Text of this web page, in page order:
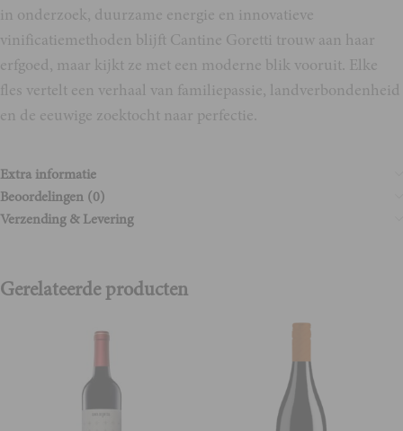
in onderzoek, duurzame energie en innovatieve
vinificatiemethoden blijft Cantine Goretti trouw aan haar
erfgoed, maar kijkt ze met een moderne blik vooruit. Elke
fles vertelt een verhaal van familiepassie, landverbondenheid
en de eeuwige zoektocht naar perfectie.
Extra informatie
Beoordelingen (0)
Verzending & Levering
Gerelateerde producten